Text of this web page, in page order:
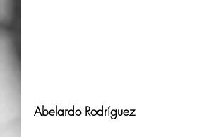
Abelardo Rodríguez